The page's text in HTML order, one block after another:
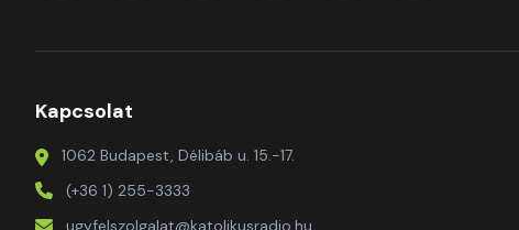
Kapcsolat
1062 Budapest, Délibáb u. 15.-17.
(+36 1) 255-3333
ugyfelszolgalat@katolikusradio.hu